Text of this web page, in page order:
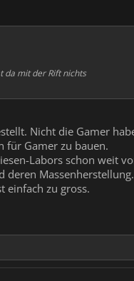
da mit der Rift nichts
Nicht die Gamer
für Gamer zu bauen.
Labors schon weit
deren Massenherstellung.
einfach zu gross.